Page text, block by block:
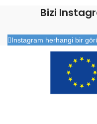
Bizi
Instagram herhangi bir